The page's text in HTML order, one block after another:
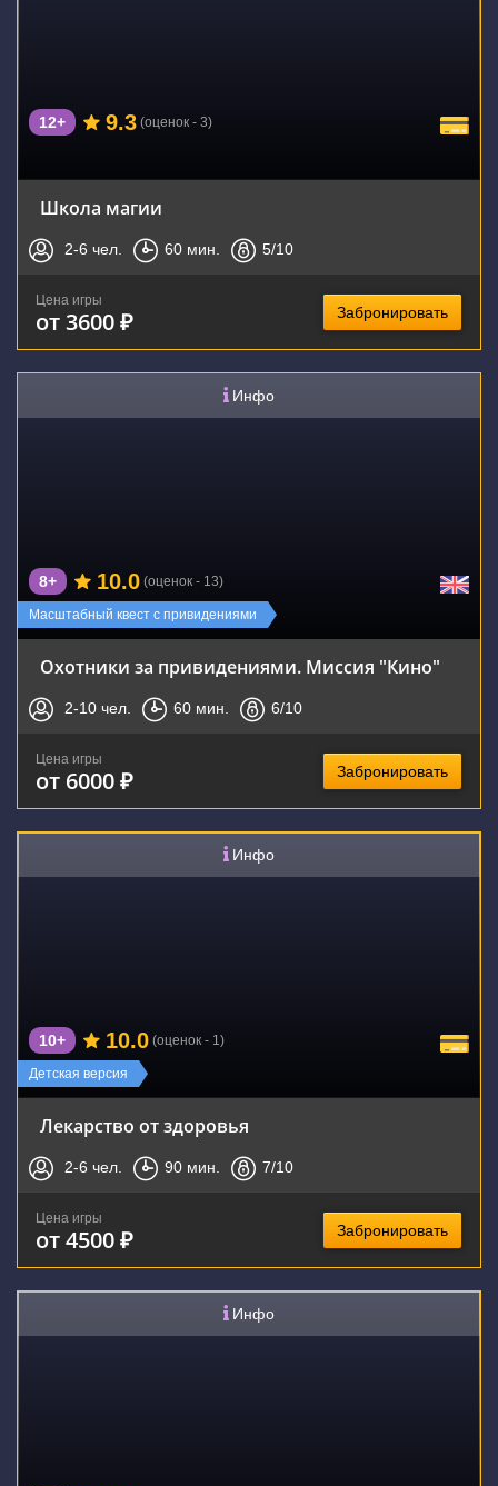
12+ 9.3 (оценок - 3)
Школа магии
2-6 чел. 60 мин. 5/10
Цена игры
от 3600 ₽ Забронировать
Инфо
Масштабный квест с привидениями
8+ 10.0 (оценок - 13)
Охотники за привидениями. Миссия "Кино"
2-10 чел. 60 мин. 6/10
Цена игры
от 6000 ₽ Забронировать
Инфо
Детская версия
10+ 10.0 (оценок - 1)
Лекарство от здоровья
2-6 чел. 90 мин. 7/10
Цена игры
от 4500 ₽ Забронировать
Инфо